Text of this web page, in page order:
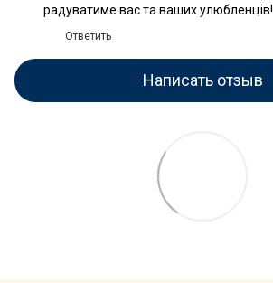
радуватиме вас та ваших улюбленців!
Ответить
Написать отзыв